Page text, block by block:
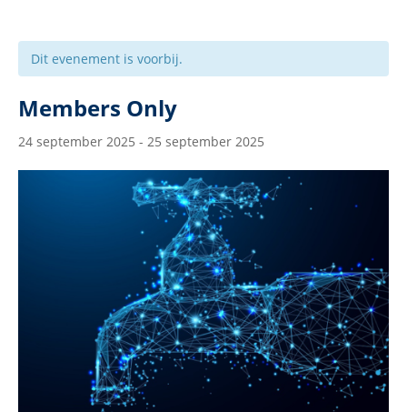
Dit evenement is voorbij.
Members Only
24 september 2025 - 25 september 2025